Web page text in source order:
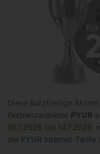
Diese kurzfristige
Festnetzanbieter PYUR
10.7.2026 bis 14.7.2026
die PYUR Internet-Tarife